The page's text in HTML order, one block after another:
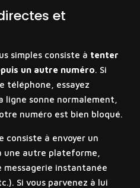
et
simples consiste à tenter
un autre numéro. Si
téléphone, essayez
ligne sonne normalement,
numéro est bien bloqué.
consiste à envoyer un
une autre plateforme,
messagerie instantanée
Si vous parvenez à lui